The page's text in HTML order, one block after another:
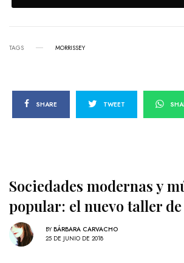
TAGS MORRISSEY
SHARE TWEET
Sociedades modernas y
popular: el nuevo taller
BY BÁRBARA CARVACHO
25 DE JUNIO DE 2018